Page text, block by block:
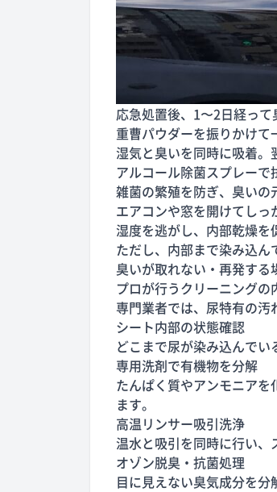
応急処置後、1〜2日経って
重曹パウダーを振りかけて
湿気と臭いを同時に吸着。
アルコール除菌スプレーで
雑菌の繁殖を防ぎ、臭いの
エアコンや窓を開けてしっ
湿度を逃がし、内部乾燥を
ただし、内部まで染み込ん
臭いが取れない・再発する
プロが行うクリーニングの
専門業者では、尿特有の汚
シート内部の状態確認
どこまで尿が染み込んでい
専用洗剤で有機物を分解
たんぱく質やアンモニア
ます。
高温リンサー吸引洗浄
温水と吸引を同時に行い、
オゾン脱臭・抗菌処理
目に見えない臭気成分を分